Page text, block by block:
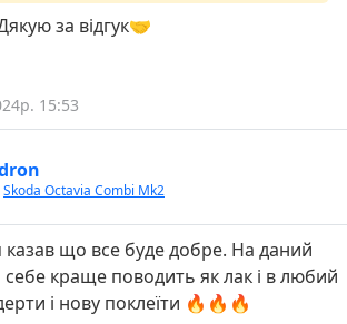
майстра гарного!
за відгук🤝
15:53
Skoda Octavia Combi Mk2
казав що все буде добре. На даний
себе краще поводить як лак і в любий
і нову поклеїти 🔥🔥🔥